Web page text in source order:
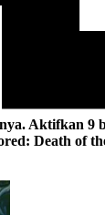
Aktifkan 9
Death of